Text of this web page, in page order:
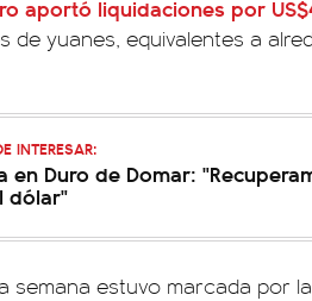
aportó liquidaciones por
de yuanes, equivalentes a
INTERESAR:
en Duro de Domar:
dólar"
semana estuvo marcada por